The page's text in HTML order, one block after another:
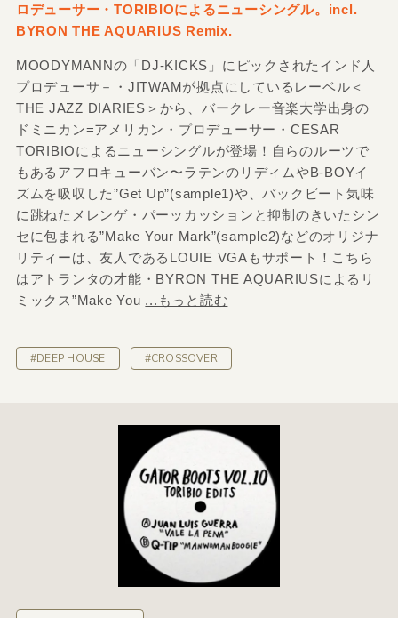
ロデューサー・TORIBIOによるニューシングル。incl.
BYRON THE AQUARIUS Remix.
MOODYMANNの「DJ-KICKS」にピックされたインド人
プロデューサ－・JITWAMが拠点にしているレーベル＜
THE JAZZ DIARIES＞から、バークレー音楽大学出身の
ドミニカン=アメリカン・プロデューサー・CESAR
TORIBIOによるニューシングルが登場！自らのルーツで
もあるアフロキューバン〜ラテンのリディムやB-BOYイ
ズムを吸収した”Get Up”(sample1)や、バックビート気味
に跳ねたメレンゲ・パーッカッションと抑制のきいたシン
セに包まれる”Make Your Mark”(sample2)などのオリジナ
リティーは、友人であるLOUIE VGAもサポート！こちら
はアトランタの才能・BYRON THE AQUARIUSによるリ
ミックス”Make You ...もっと読む
#DEEP HOUSE #CROSSOVER